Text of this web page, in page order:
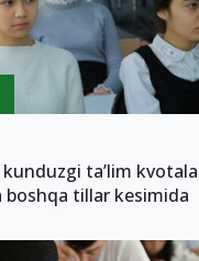
ta’lim
boshqa tillar kesimida